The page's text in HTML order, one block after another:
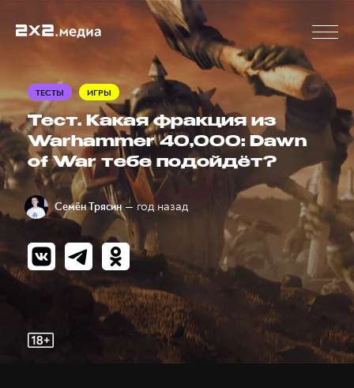
ТЕСТЫ ИГРЫ
Тест. Какая фракция из
Warhammer 40,000: Dawn
of War тебе подойдёт?
Семён Трясин — год назад